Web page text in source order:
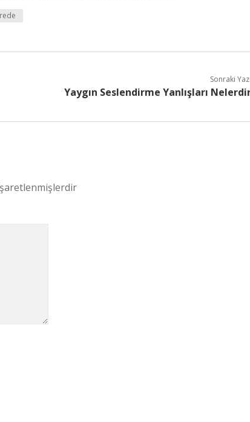
Sonraki
Yaygın Seslendirme Yanlışları